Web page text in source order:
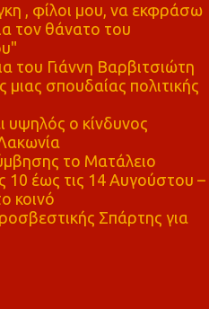
, φίλοι μου, να εκφράσω
τον θάνατο του
Γιάννη Βαρβιτσιώτη
σπουδαίας πολιτικής
ο κίνδυνος
το Ματάλειο
10 έως τις 14 Αυγούστου –
κοινό
Σπάρτης για